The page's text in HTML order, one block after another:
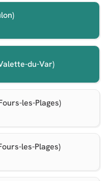
du-Var)
les-Plages)
les-Plages)